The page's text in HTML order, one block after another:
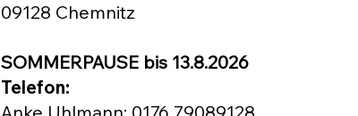
09128 Chemnitz
SOMMERPAUSE bis 13.8.2026
Telefon: